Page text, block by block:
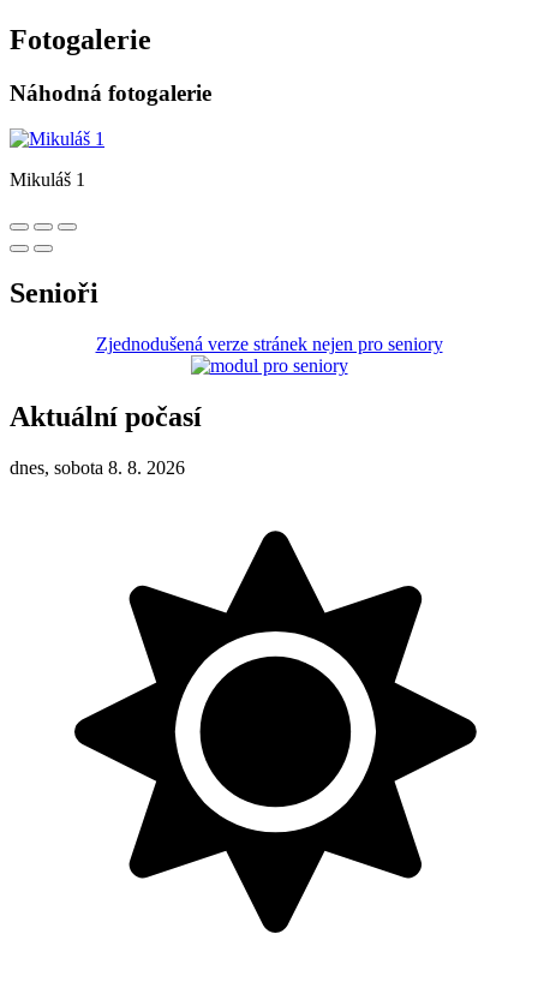
Fotogalerie
Náhodná fotogalerie
Mikuláš 1
Senioři
Zjednodušená verze stránek nejen pro seniory
Aktuální počasí
dnes, sobota 8. 8. 2026